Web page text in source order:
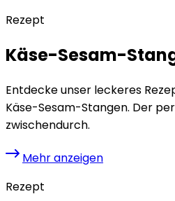
Rezept
Käse-Sesam-
Entdecke unser leckeres
Käse-Sesam-Stangen. Der
zwischendurch.
Mehr anzeigen
Rezept